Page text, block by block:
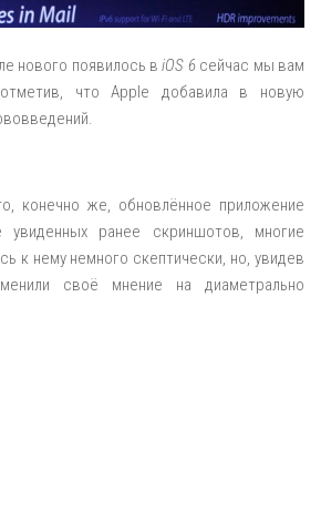
нового появилось вiOS 6сейчас мы вам
что Apple добавила в новую
конечно же, обновлённое приложение
ранее скриншотов, многие
к нему немного скептически, но, увидев
своё мнение на диаметрально